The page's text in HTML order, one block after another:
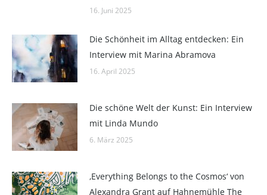
16. Juni 2025
Die Schönheit im Alltag entdecken: Ein
Interview mit Marina Abramova
16. April 2025
Die schöne Welt der Kunst: Ein Interview
mit Linda Mundo
6. März 2025
‚Everything Belongs to the Cosmos‘ von
Alexandra Grant auf Hahnemühle The